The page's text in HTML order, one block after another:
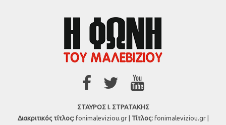
ΣΤΑΥΡΟΣ Ι. ΣΤΡΑΤΑΚΗΣ
Διακριτικός τίτλος:fonimaleviziou.gr | Τίτλος:fonimaleviziou.gr |